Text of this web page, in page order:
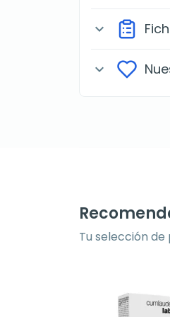
expand_more
expand_more
Tu selección